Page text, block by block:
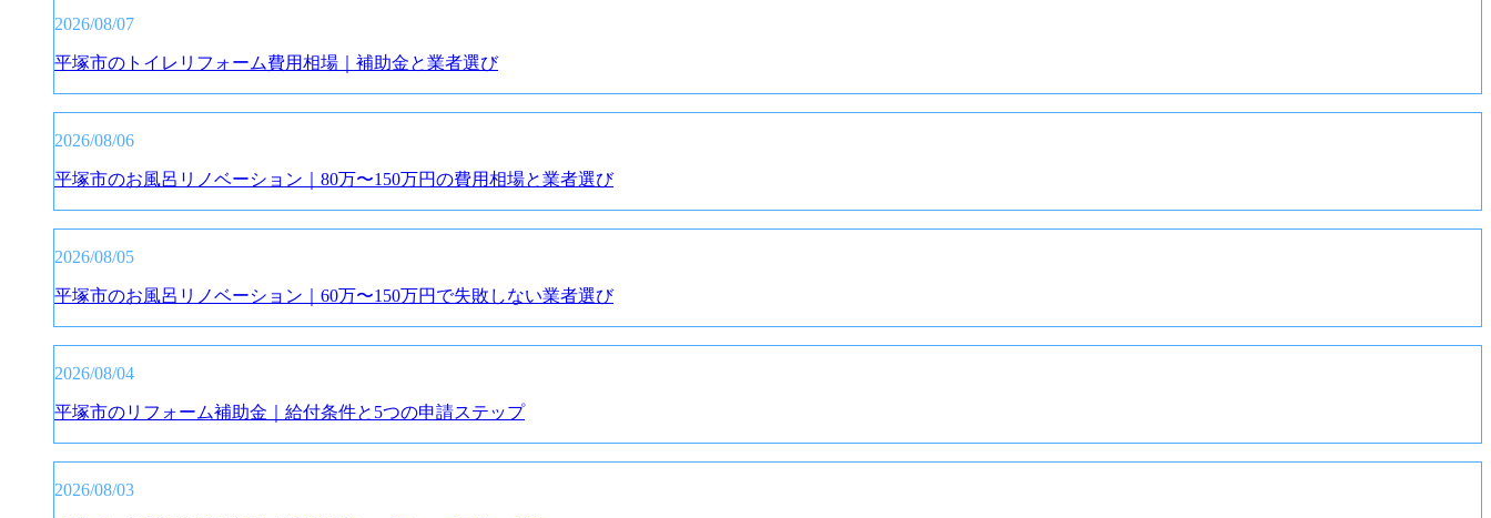
2026/08/07
平塚市のトイレリフォーム費用相場｜補助金と業者選び
2026/08/06
平塚市のお風呂リノベーション｜80万〜150万円の費用相場と業者選び
2026/08/05
平塚市のお風呂リノベーション｜60万〜150万円で失敗しない業者選び
2026/08/04
平塚市のリフォーム補助金｜給付条件と5つの申請ステップ
2026/08/03